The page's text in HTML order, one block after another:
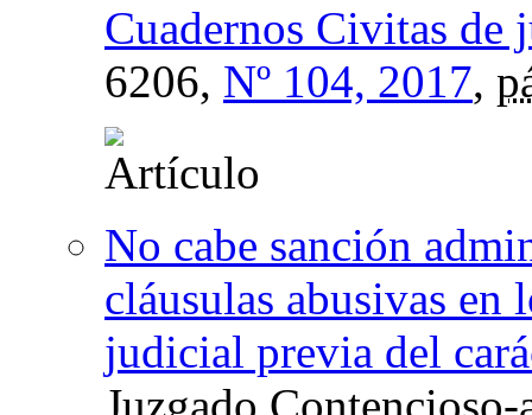
Cuadernos Civitas
6206, Nº 104, 2017,
No cabe sanción
cláusulas abusivas en
judicial previa del
Juzgado